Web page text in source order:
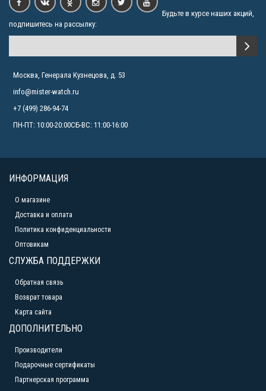
Будьте в курсе наших акций,
подпишитесь на рассылку:
Москва, Генерала Кузнецова, д. 53
info@mister-watch.ru
+7 (499) 286-94-74
ПН-ПТ: 10:00-20:00СБ-ВС: 11:00-16:00
ИНФОРМАЦИЯ
О магазине
Доставка и оплата
Политика конфиденциальности
Оптовикам
СЛУЖБА ПОДДЕРЖКИ
Обратная связь
Возврат товара
Карта сайта
ДОПОЛНИТЕЛЬНО
Производители
Подарочные сертификаты
Партнерская программа